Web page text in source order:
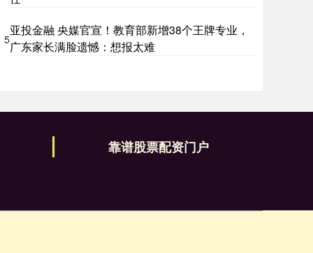
5
亚投金融 央媒官宣！教育部新增38个王牌专业，
广东家长满脸遗憾：想报太难
靠谱股票配资门户